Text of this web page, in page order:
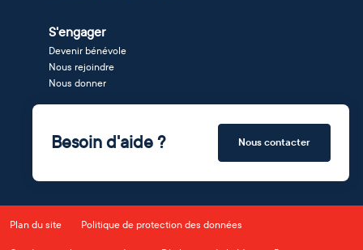
S'engager
Devenir bénévole
Nous rejoindre
Nous donner
Besoin d'aide ? Nous contacter
Plan du site Politique de protection des données